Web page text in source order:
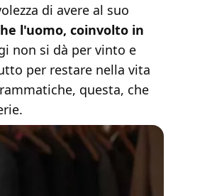
di avere al suo
l'uomo, coinvolto in
non si dà per vinto e
per restare nella vita
questa, che